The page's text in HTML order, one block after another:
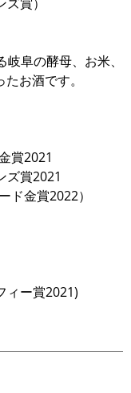
賞）
阜の酵母、お米、
お酒です。
賞2021
賞2021
金賞2022）
ー賞2021)